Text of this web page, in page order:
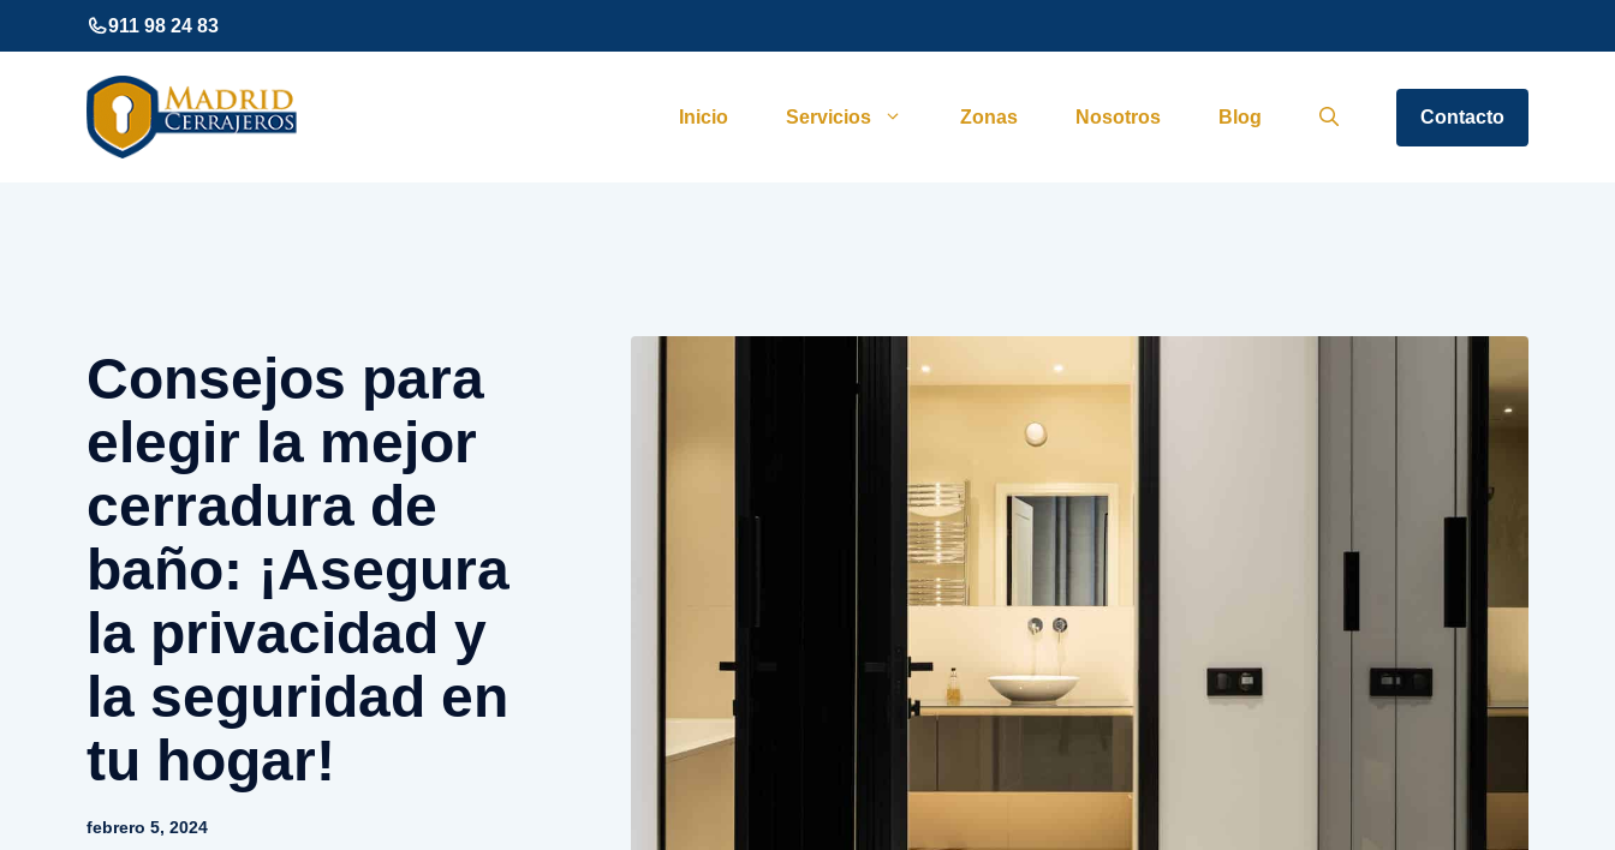
al
911 98 24 83
Inicio Servicios Zonas Nosotros Blog Contacto
Consejos para
elegir la mejor
cerradura de
baño: ¡Asegura
la privacidad y
la seguridad en
tu hogar!
febrero 5, 2024